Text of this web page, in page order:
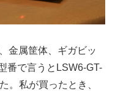
金属筐体、ギガビッ
番で言うとLSW6-GT-
。私が買ったとき、